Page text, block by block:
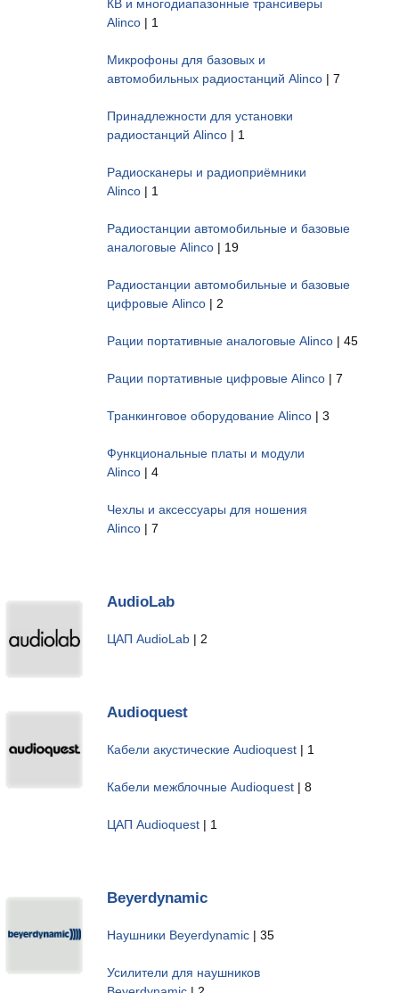
КВ и многодиапазонные трансиверы
Alinco | 1
Микрофоны для базовых и
автомобильных радиостанций Alinco | 7
Принадлежности для установки
радиостанций Alinco | 1
Радиосканеры и радиоприёмники
Alinco | 1
Радиостанции автомобильные и базовые
аналоговые Alinco | 19
Радиостанции автомобильные и базовые
цифровые Alinco | 2
Рации портативные аналоговые Alinco | 45
Рации портативные цифровые Alinco | 7
Транкинговое оборудование Alinco | 3
Функциональные платы и модули
Alinco | 4
Чехлы и аксессуары для ношения
Alinco | 7
AudioLab
ЦАП AudioLab | 2
Audioquest
Кабели акустические Audioquest | 1
Кабели межблочные Audioquest | 8
ЦАП Audioquest | 1
Beyerdynamic
Наушники Beyerdynamic | 35
Усилители для наушников